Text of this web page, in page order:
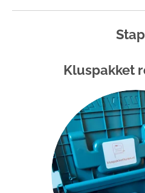
Kluspakket